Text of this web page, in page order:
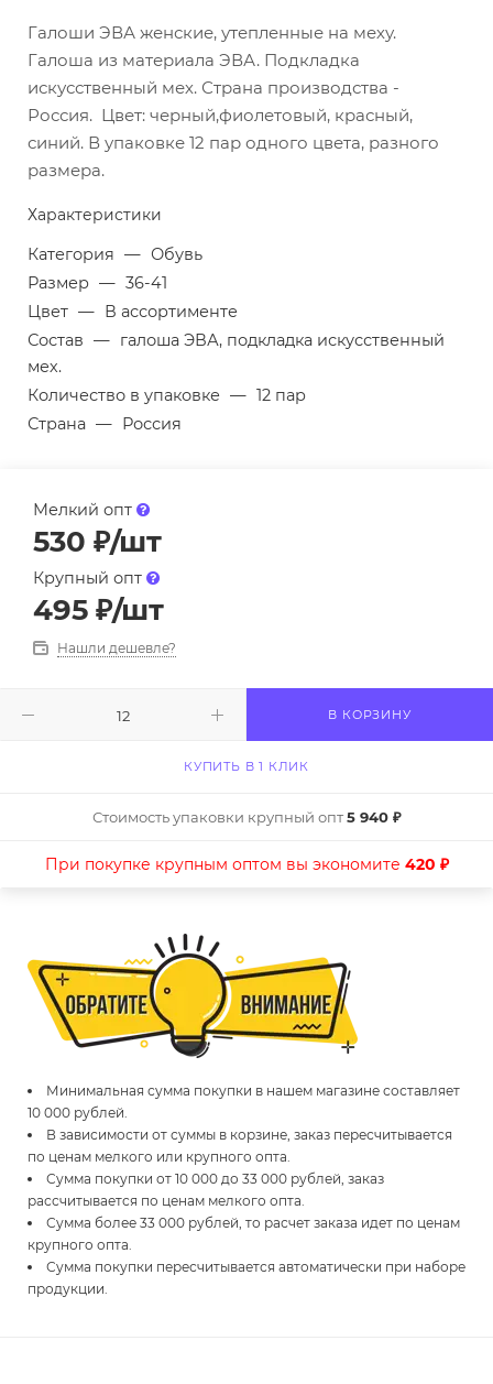
Галоши ЭВА женские, утепленные на меху.
Галоша из материала ЭВА. Подкладка
искусственный мех. Страна производства -
Россия. Цвет: черный,фиолетовый, красный,
синий. В упаковке 12 пар одного цвета, разного
размера.
Характеристики
Категория — Обувь
Размер — 36-41
Цвет — В ассортименте
Состав — галоша ЭВА, подкладка искусственный
мех.
Количество в упаковке — 12 пар
Страна — Россия
Мелкий опт
530 ₽/шт
Крупный опт
495 ₽/шт
Нашли дешевле?
В КОРЗИНУ
КУПИТЬ В 1 КЛИК
Стоимость упаковки крупный опт5 940 ₽
При покупке крупным оптом вы экономите 420 ₽
Минимальная сумма покупки в нашем магазине составляет
10 000 рублей.
В зависимости от суммы в корзине, заказ пересчитывается
по ценам мелкого или крупного опта.
Сумма покупки от 10 000 до 33 000 рублей, заказ
рассчитывается по ценам мелкого опта.
Сумма более 33 000 рублей, то расчет заказа идет по ценам
крупного опта.
Сумма покупки пересчитывается автоматически при наборе
продукции.